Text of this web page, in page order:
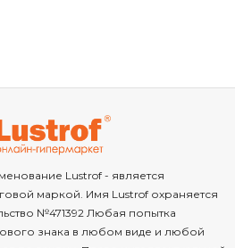
Lustrof - является
маркой. Имя Lustrof охраняется
№471392 Любая попытка
знака в любом виде и любой